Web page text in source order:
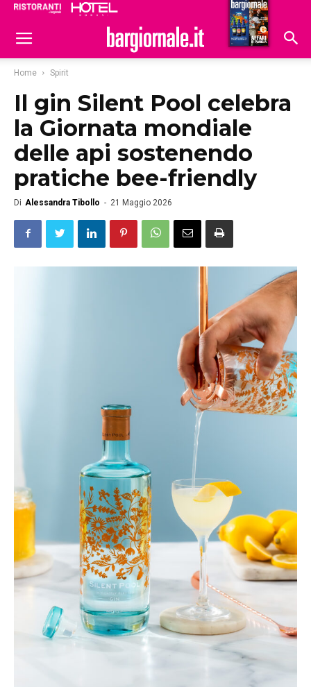
Hoteldomani
Home Spirit
Il gin Silent Pool celebra
la Giornata mondiale
delle api sostenendo
pratiche bee-friendly
Di Alessandra Tibollo - 21 Maggio 2026